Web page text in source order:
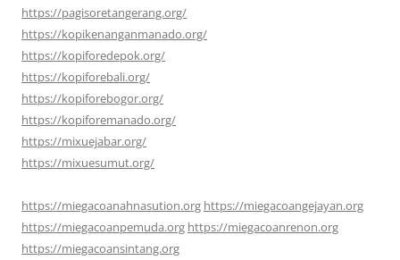
https://pagisoretangerang.org/
https://kopikenanganmanado.org/
https://kopiforedepok.org/
https://kopiforebali.org/
https://kopiforebogor.org/
https://kopiforemanado.org/
https://mixuejabar.org/
https://mixuesumut.org/
https://miegacoanahnasution.org https://miegacoangejayan.org
https://miegacoanpemuda.org https://miegacoanrenon.org
https://miegacoansintang.org